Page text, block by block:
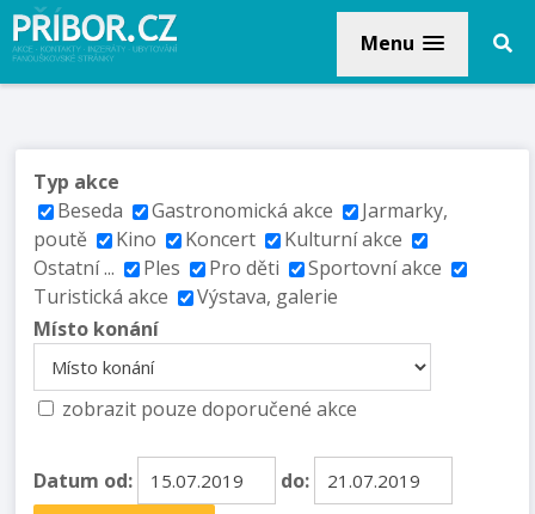
Menu
Typ akce
Beseda
Gastronomická akce
Jarmarky,
poutě
Kino Koncert
Kulturní akce
Ostatní ...
Ples Pro děti
Sportovní akce
Turistická akce
Výstava, galerie
Místo konání
zobrazit pouze doporučené akce
Datum od: do: